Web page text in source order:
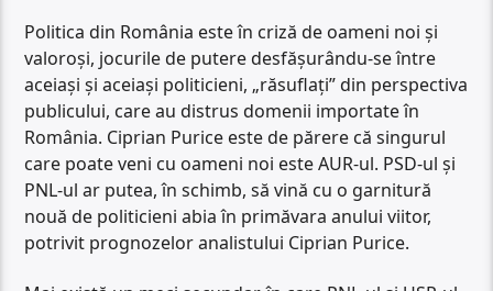
Politica din România este în criză de oameni noi și
valoroși, jocurile de putere desfășurându-se între
aceiași și aceiași politicieni, „răsuflați” din perspectiva
publicului, care au distrus domenii importate în
România. Ciprian Purice este de părere că singurul
care poate veni cu oameni noi este AUR-ul. PSD-ul și
PNL-ul ar putea, în schimb, să vină cu o garnitură
nouă de politicieni abia în primăvara anului viitor,
potrivit prognozelor analistului Ciprian Purice.